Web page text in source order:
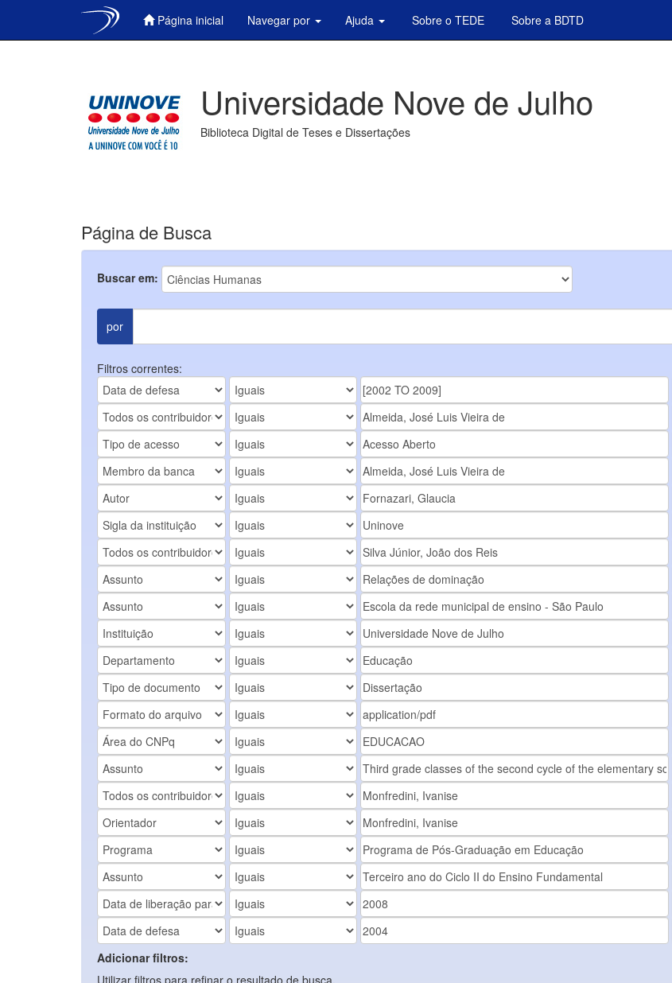
Página inicial Navegar por Ajuda Sobre o TEDE Sobre a BDTD
Universidade Nove de Julho
Biblioteca Digital de Teses e Dissertações
Página de Busca
Buscar em:
por
Filtros correntes:
Adicionar filtros:
Utilizar filtros para refinar o resultado de busca.